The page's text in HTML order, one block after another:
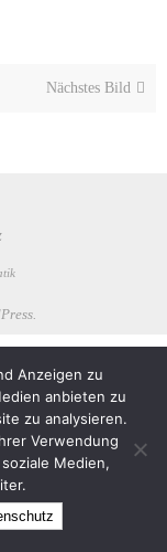
Nächstes Bild
Anzeigen zu
anbieten zu
zu analysieren.
Verwendung
Medien,